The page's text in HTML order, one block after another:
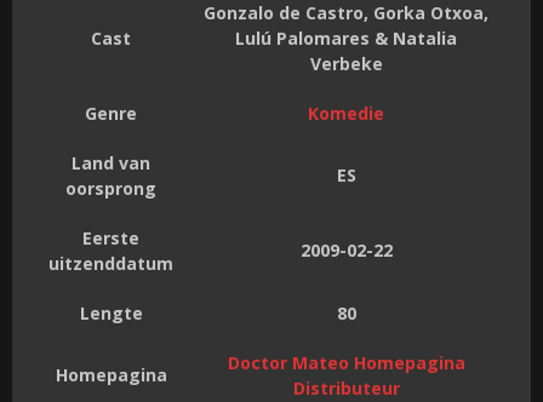
Cast
Gonzalo de Castro, Gorka Otxoa,
Lulú Palomares & Natalia
Verbeke
Genre Komedie
Land van
oorsprong
ES
Eerste
uitzenddatum
2009-02-22
Lengte 80
Homepagina
Doctor Mateo Homepagina
Distributeur